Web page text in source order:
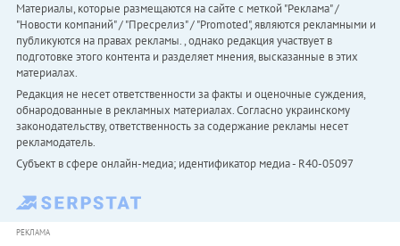
Материалы, которые размещаются на сайте с меткой "Реклама" /
"Новости компаний" / "Пресрелиз" / "Promoted", являются рекламными и
публикуются на правах рекламы. , однако редакция участвует в
подготовке этого контента и разделяет мнения, высказанные в этих
материалах.
Редакция не несет ответственности за факты и оценочные суждения,
обнародованные в рекламных материалах. Согласно украинскому
законодательству, ответственность за содержание рекламы несет
рекламодатель.
Субъект в сфере онлайн-медиа; идентификатор медиа - R40-05097
РЕКЛАМА